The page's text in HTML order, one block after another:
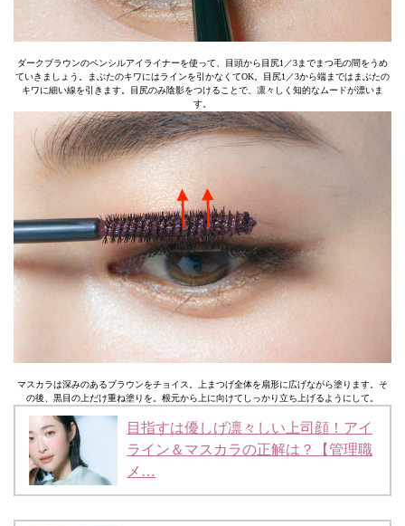
ダークブラウンのペンシルアイライナーを使って、目頭から目尻1／3までまつ毛の間をうめ
ていきましょう。まぶたのキワにはラインを引かなくてOK。目尻1／3から端まではまぶたの
キワに細い線を引きます。目尻のみ陰影をつけることで、凛々しく知的なムードが漂いま
す。
マスカラは深みのあるブラウンをチョイス。上まつげ全体を扇形に広げながら塗ります。そ
の後、黒目の上だけ重ね塗りを。根元から上に向けてしっかり立ち上げるようにして。
目指すは優しげ凛々しい上司顔！アイ
ライン＆マスカラの正解は？【管理職
メ…